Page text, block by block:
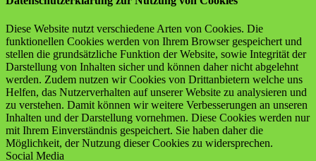
Diese Website nutzt verschiedene Arten von Cookies. Die
funktionellen Cookies werden von Ihrem Browser gespeichert und
stellen die grundsätzliche Funktion der Website, sowie Integrität der
Darstellung von Inhalten sicher und können daher nicht abgelehnt
werden. Zudem nutzen wir Cookies von Drittanbietern welche uns
Helfen, das Nutzerverhalten auf unserer Website zu analysieren und
zu verstehen. Damit können wir weitere Verbesserungen an unseren
Inhalten und der Darstellung vornehmen. Diese Cookies werden nur
mit Ihrem Einverständnis gespeichert. Sie haben daher die
Möglichkeit, der Nutzung dieser Cookies zu widersprechen.
Social Media